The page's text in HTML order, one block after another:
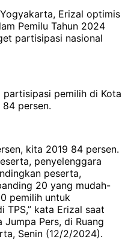
Erizal optimis
Pemilu Tahun 2024
partisipasi nasional
partisipasi pemilih di Kota
persen.
kita 2019 84 persen.
penyelenggara
peserta,
20 yang mudah-
pemilih untuk
TPS,” kata Erizal saat
Pers, di Ruang
Senin (12/2/2024).